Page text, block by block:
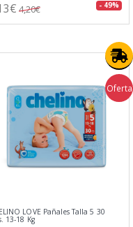
4,20€ - 49%
Oferta
LOVE Pañales Talla 5 30
13-18 Kg